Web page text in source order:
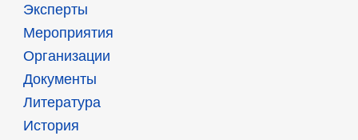
Эксперты
Мероприятия
Организации
Документы
Литература
История